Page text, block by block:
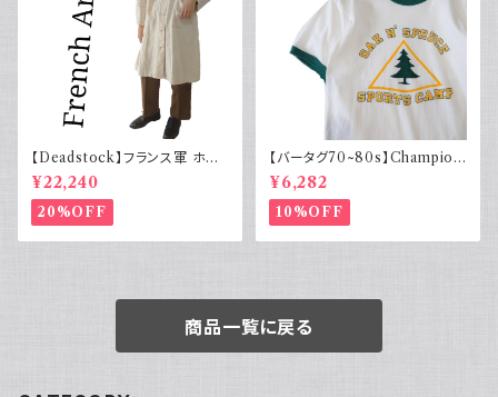
【Deadstock】フランス軍 ホス
ピタルコート リネンコート シン
グル
¥22,240
20%OFF
【バータグ70~80s】Champion
チャンピオン リンガーTシャツ
染み込み
¥6,282
10%OFF
商品一覧に戻る